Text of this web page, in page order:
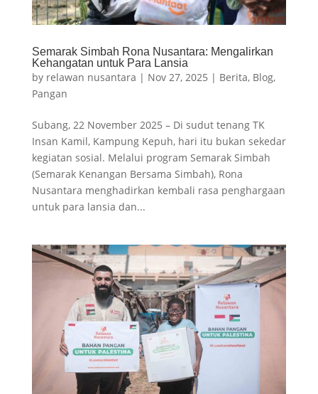
Semarak Simbah Rona Nusantara: Mengalirkan
Kehangatan untuk Para Lansia
by relawan nusantara | Nov 27, 2025 | Berita, Blog,
Pangan
Subang, 22 November 2025 – Di sudut tenang TK
Insan Kamil, Kampung Kepuh, hari itu bukan sekedar
kegiatan sosial. Melalui program Semarak Simbah
(Semarak Kenangan Bersama Simbah), Rona
Nusantara menghadirkan kembali rasa penghargaan
untuk para lansia dan...